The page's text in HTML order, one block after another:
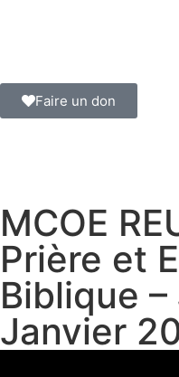
Faire un don
MCOE
Prière et
Biblique
Janvier